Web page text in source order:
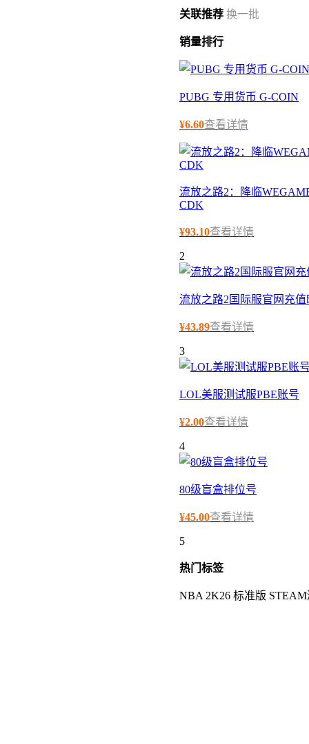
关联推荐 换一批
销量排行
PUBG 专用货币 G-COIN
¥6.60查看详情
流放之路2：降临
CDK
¥93.10查看详情
2
流放之路2国际服官网充
¥43.89查看详情
3
LOL美服测试服PBE账号
¥2.00查看详情
4
80级盲盒排位号
¥45.00查看详情
5
热门 标签
NBA 2K26 标准版